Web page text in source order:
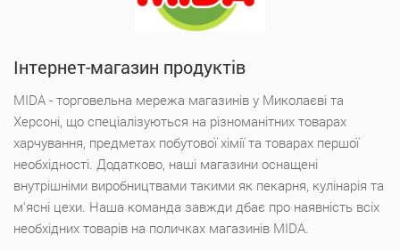
Інтернет-магазин продуктів
MIDA - торговельна мережа магазинів у Миколаєві та
Херсоні, що спеціалізуються на різноманітних товарах
харчування, предметах побутової хімії та товарах першої
необхідності. Додатково, наші магазини оснащені
внутрішніми виробництвами такими як пекарня, кулінарія та
м'ясні цехи. Наша команда завжди дбає про наявність всіх
необхідних товарів на поличках магазинів MIDA.